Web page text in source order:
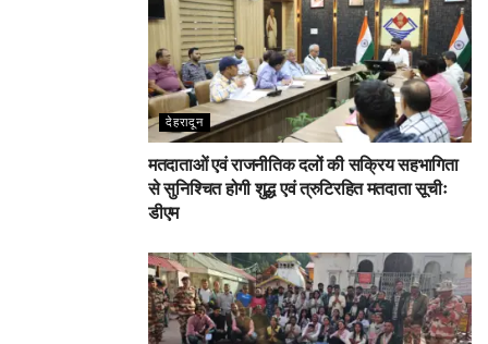
देहरादून
मतदाताओं एवं राजनीतिक दलों की सक्रिय सहभागिता
से सुनिश्चित होगी शुद्ध एवं त्रुटिरहित मतदाता सूचीः
डीएम